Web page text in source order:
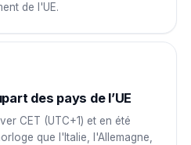
00
de l'UE.
des pays de l’UE
CET (UTC+1) et en été
que l'Italie, l'Allemagne,